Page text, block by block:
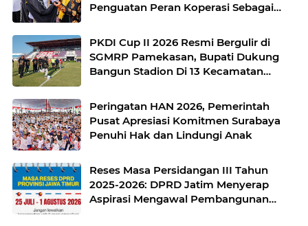
Penguatan Peran Koperasi Sebagai
Sekaligus Perluas Akses Promosi
Pelaku UMKM
PKDI Cup II 2026 Resmi Bergulir di
SGMRP Pamekasan, Bupati Dukung
Bangun Stadion Di 13 Kecamatan
Peringatan HAN 2026, Pemerintah
Pusat Apresiasi Komitmen Surabaya
Penuhi Hak dan Lindungi Anak
Reses Masa Persidangan III Tahun
2025-2026: DPRD Jatim Menyerap
Aspirasi Mengawal Pembangunan